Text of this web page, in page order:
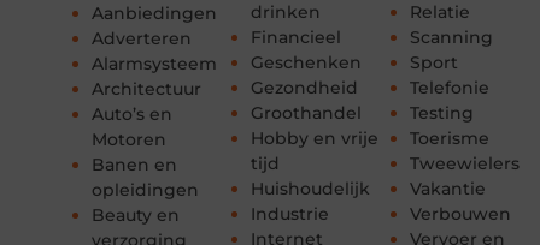
Aanbiedingen
Adverteren
Alarmsysteem
Architectuur
Auto’s en
Motoren
Banen en
opleidingen
Beauty en
drinken
Financieel
Geschenken
Gezondheid
Groothandel
Hobby en vrije
tijd
Huishoudelijk
Industrie
Internet
Relatie
Scanning
Sport
Telefonie
Testing
Toerisme
Tweewielers
Vakantie
Verbouwen
Vervoer en